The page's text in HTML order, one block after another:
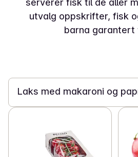
serverer fisk til de aller
utvalg oppskrifter, fisk
barna garantert
Laks med makaroni og